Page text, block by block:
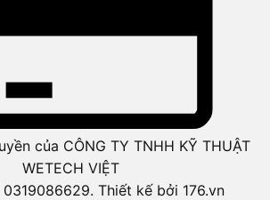
của CÔNG TY TNHH KỸ THUẬT
WETECH VIỆT
0319086629. Thiết kế bởi 176.vn